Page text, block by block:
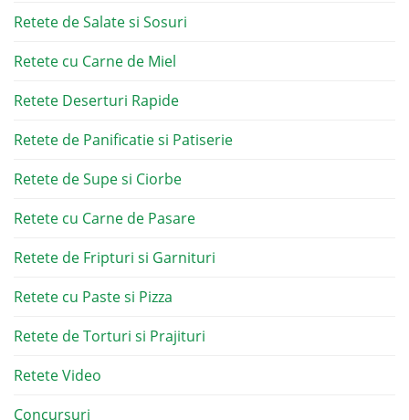
Retete de Salate si Sosuri
Retete cu Carne de Miel
Retete Deserturi Rapide
Retete de Panificatie si Patiserie
Retete de Supe si Ciorbe
Retete cu Carne de Pasare
Retete de Fripturi si Garnituri
Retete cu Paste si Pizza
Retete de Torturi si Prajituri
Retete Video
Concursuri